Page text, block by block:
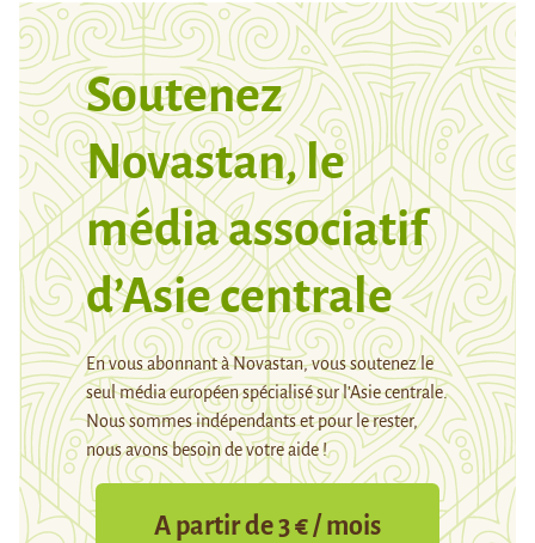
Soutenez
Novastan, le
média associatif
d’Asie centrale
En vous abonnant à Novastan, vous soutenez le
seul média européen spécialisé sur l’Asie centrale.
Nous sommes indépendants et pour le rester,
nous avons besoin de votre aide !
A partir de 3 € / mois